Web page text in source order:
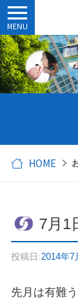
HOME
7月1
投稿日:2014年7
先月は有難